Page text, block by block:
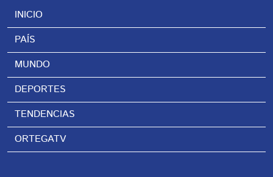
INICIO
PAÍS
MUNDO
DEPORTES
TENDENCIAS
ORTEGATV